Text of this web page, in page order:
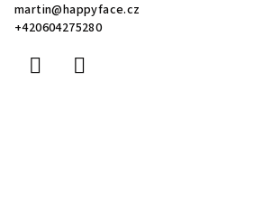
martin@happyface.cz
+420604275280